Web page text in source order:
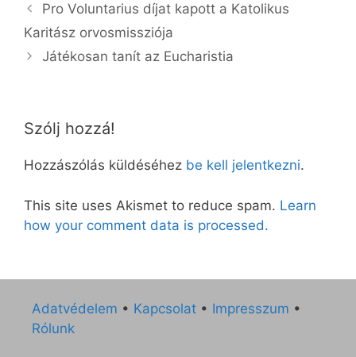
Pro Voluntarius díjat kapott a Katolikus
Karitász orvosmissziója
Játékosan tanít az Eucharistia
Szólj hozzá!
Hozzászólás küldéséhez be kell jelentkezni.
This site uses Akismet to reduce spam. Learn
how your comment data is processed.
Adatvédelem • Kapcsolat • Impresszum •
Rólunk